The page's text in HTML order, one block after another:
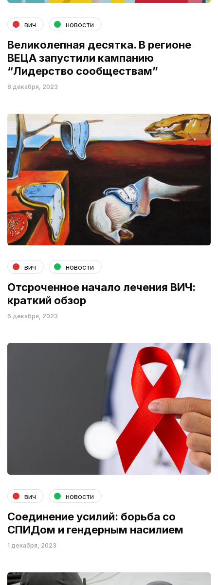
вич новости
Великолепная десятка. В регионе
ВЕЦА запустили кампанию
“Лидерство сообществам”
8 декабря, 2023
вич новости
Отсроченное начало лечения ВИЧ:
краткий обзор
6 декабря, 2023
вич новости
Соединение усилий: борьба со
СПИДом и гендерным насилием
1 декабря, 2023